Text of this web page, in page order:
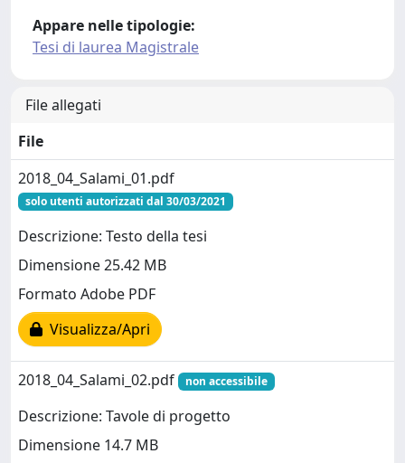
Appare nelle tipologie:
Tesi di laurea Magistrale
File allegati
File
2018_04_Salami_01.pdf
solo utenti autorizzati dal 30/03/2021
Descrizione: Testo della tesi
Dimensione 25.42 MB
Formato Adobe PDF
Visualizza/Apri
2018_04_Salami_02.pdf non accessibile
Descrizione: Tavole di progetto
Dimensione 14.7 MB